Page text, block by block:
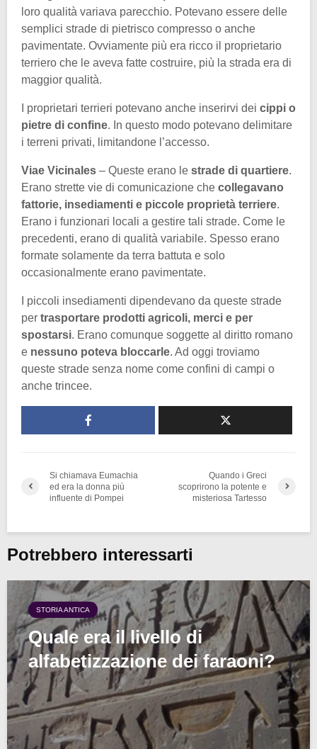
loro qualità variava parecchio. Potevano essere delle
semplici strade di pietrisco compresso o anche
pavimentate. Ovviamente più era ricco il proprietario
terriero che le aveva fatte costruire, più la strada era di
maggior qualità.
I proprietari terrieri potevano anche inserirvi dei cippi o
pietre di confine. In questo modo potevano delimitare
i terreni privati, limitandone l’accesso.
Viae Vicinales – Queste erano le strade di quartiere.
Erano strette vie di comunicazione che collegavano
fattorie, insediamenti e piccole proprietà terriere.
Erano i funzionari locali a gestire tali strade. Come le
precedenti, erano di qualità variabile. Spesso erano
formate solamente da terra battuta e solo
occasionalmente erano pavimentate.
I piccoli insediamenti dipendevano da queste strade
per trasportare prodotti agricoli, merci e per
spostarsi. Erano comunque soggette al diritto romano
e nessuno poteva bloccarle. Ad oggi troviamo
queste strade senza nome come confini di campi o
anche trincee.
Si chiamava Eumachia
ed era la donna più
influente di Pompei
Quando i Greci
scoprirono la potente e
misteriosa Tartesso
Potrebbero interessarti
STORIA ANTICA
Quale era il livello di
alfabetizzazione dei faraoni?